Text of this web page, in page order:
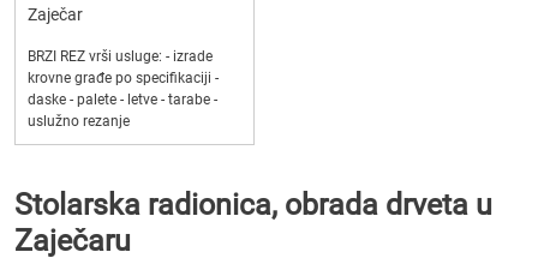
Zaječar
BRZI REZ vrši usluge: - izrade
krovne građe po specifikaciji -
daske - palete - letve - tarabe -
uslužno rezanje
Stolarska radionica, obrada drveta u
Zaječaru